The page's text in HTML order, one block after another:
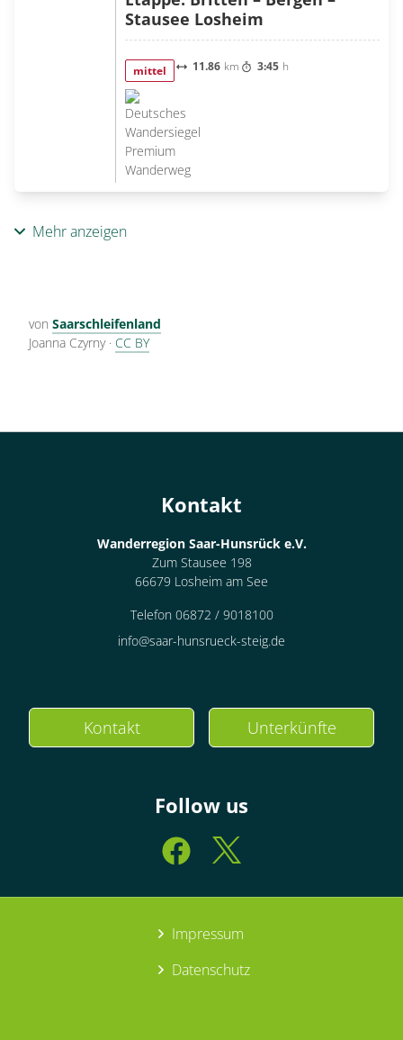
Stausee Losheim
mittel 11.86 km 3:45 h
Mehr anzeigen
von Saarschleifenland
Joanna Czyrny · CC BY
Kontakt
Wanderregion Saar-Hunsrück e.V.
Zum Stausee 198
66679 Losheim am See
Telefon 06872 / 9018100
info@saar-hunsrueck-steig.de
Kontakt Unterkünfte
Follow us
Impressum
Datenschutz